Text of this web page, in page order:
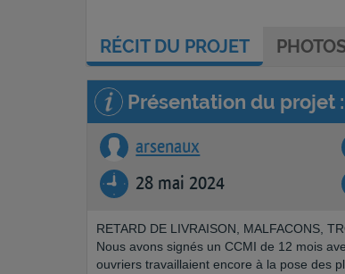
RÉCITDU PROJET
Présentation du projet :
arsenaux
28 mai 2024
RETARD DE LIVRAISON, MALFACONS,
Nous avons signés un CCMI de 12 mois
ouvriers travaillaient encore à la pose des